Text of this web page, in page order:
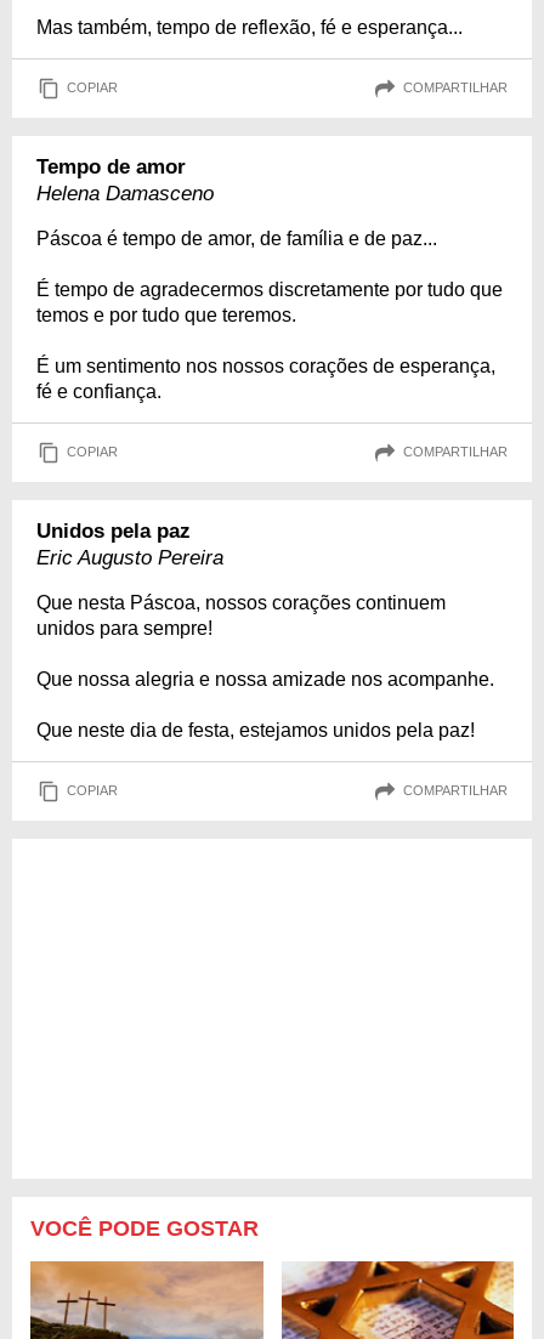
Mas também, tempo de reflexão, fé e esperança...
COPIAR COMPARTILHAR
Tempo de amor
Helena Damasceno
Páscoa é tempo de amor, de família e de paz...
É tempo de agradecermos discretamente por tudo que
temos e por tudo que teremos.
É um sentimento nos nossos corações de esperança,
fé e confiança.
COPIAR COMPARTILHAR
Unidos pela paz
Eric Augusto Pereira
Que nesta Páscoa, nossos corações continuem
unidos para sempre!
Que nossa alegria e nossa amizade nos acompanhe.
Que neste dia de festa, estejamos unidos pela paz!
COPIAR COMPARTILHAR
VOCÊ PODE GOSTAR